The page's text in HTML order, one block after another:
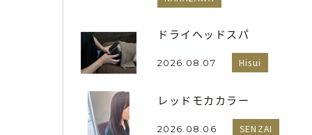
ドライヘッドスパ
2026.08.07 Hisui
レッドモカカラー
2026.08.06 SENZAI